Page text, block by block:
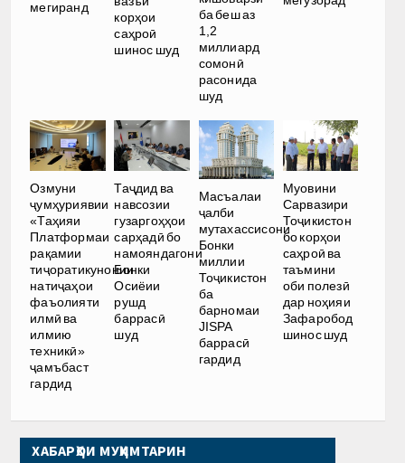
мегиранд
корҳои
саҳроӣ
шинос шуд
ба беш аз
1,2
миллиард
сомонӣ
расонида
шуд
Озмуни
ҷумҳуриявии
«Таҳияи
Платформаи
рақамии
тиҷоратикунонии
натиҷаҳои
фаъолияти
илмӣ ва
илмию
техникӣ»
ҷамъбаст
гардид
Таҷдид ва
навсозии
гузаргоҳҳои
сарҳадӣ бо
намояндагони
Бонки
Осиёии
рушд
баррасӣ
шуд
Масъалаи
ҷалби
мутахассисони
Бонки
миллии
Тоҷикистон
ба
барномаи
JISPA
баррасӣ
гардид
Муовини
Сарвазири
Тоҷикистон
бо корҳои
саҳроӣ ва
таъмини
оби полезӣ
дар ноҳияи
Зафаробод
шинос шуд
ХАБАРҲОИ МУҲИМТАРИН